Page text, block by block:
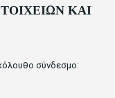
ΚΑΙ
σύνδεσμο: